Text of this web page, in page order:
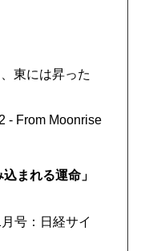
東には昇った
- From Moonrise
まれる運命」
号：日経サイ